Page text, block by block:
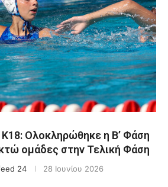
Ολοκληρώθηκε η Β’ Φάση
ομάδες στην Τελική Φάση
24 28 Ιουνίου 2026